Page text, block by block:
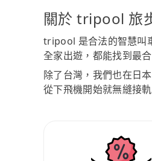
關於 tripool 旅
tripool 是合法的智慧叫
全家出遊，都能找到最
除了台灣，我們也在日
從下飛機開始就無縫接